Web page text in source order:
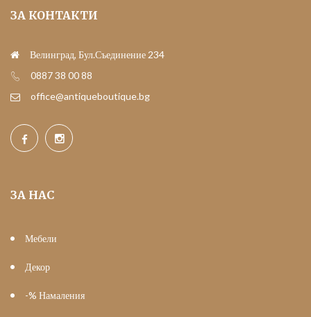
ЗА КОНТАКТИ
Велинград, Бул.Съединение 234
0887 38 00 88
office@antiqueboutique.bg
ЗА НАС
Мебели
Декор
-% Намаления